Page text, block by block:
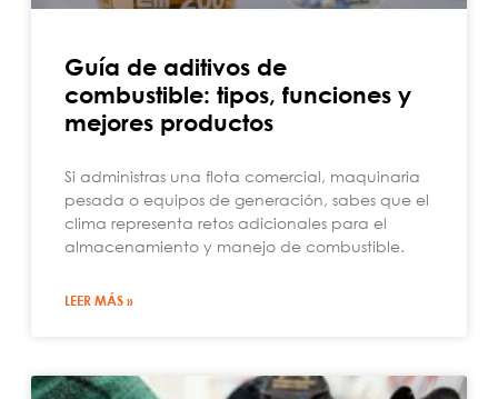
Guía de aditivos de
combustible: tipos, funciones y
mejores productos
Si administras una flota comercial, maquinaria
pesada o equipos de generación, sabes que el
clima representa retos adicionales para el
almacenamiento y manejo de combustible.
LEER MÁS »